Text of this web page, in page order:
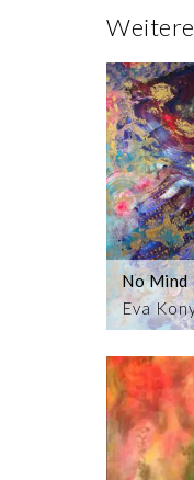
Eva
No Mind